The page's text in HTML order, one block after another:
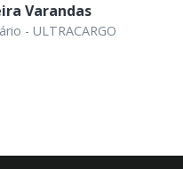
Varandas
- ULTRACARGO